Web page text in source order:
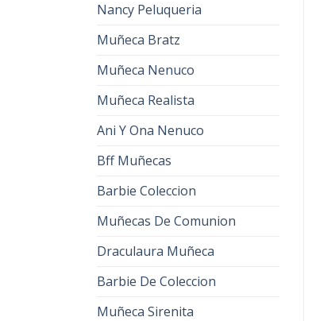
Nancy Peluqueria
Muñeca Bratz
Muñeca Nenuco
Muñeca Realista
Ani Y Ona Nenuco
Bff Muñecas
Barbie Coleccion
Muñecas De Comunion
Draculaura Muñeca
Barbie De Coleccion
Muñeca Sirenita